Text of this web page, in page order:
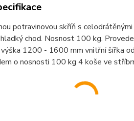
potravinovou skříň s
chod. Nosnost 100 kg.
1200 - 1600 mm vnitřní šířka
o nosnosti 100 kg 4 koše ve